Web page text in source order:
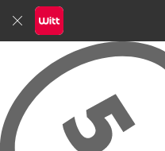
Přeskočit na hlavní obsah